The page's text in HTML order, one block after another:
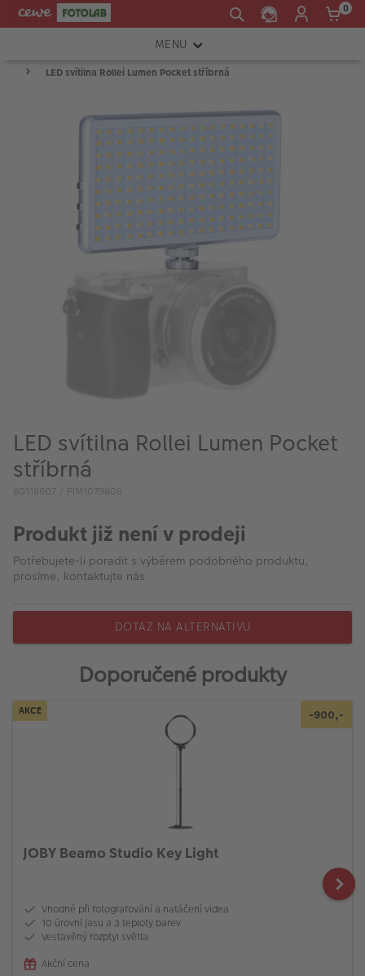
0
MENU
FOTOAPARÁTY
TISKÁRNY A SKENERY
RÁMEČKY
Akce a slevy
Fotoprodukty
LED svítilna Rollei Lumen Pocket stříbrná
LED svítilna Rollei Lumen Pocket
stříbrná
80118607 / PIM1079808
Produkt již není v prodeji
Potřebujete-li poradit s výběrem podobného produktu,
prosíme, kontaktujte nás.
DOTAZ NA ALTERNATIVU
Doporučené produkty
AKCE -900,-
JOBY Beamo Studio Key Light
Vhodné při fotografování a natáčení videa
10 úrovní jasu a 3 teploty barev
Vestavěný rozptyl světla
Akční cena